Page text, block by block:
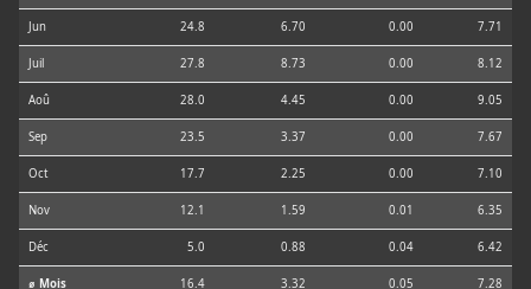
Jun 24.8 6.70 0.00 7.71
Juil 27.8 8.73 0.00 8.12
Aoû 28.0 4.45 0.00 9.05
Sep 23.5 3.37 0.00 7.67
Oct 17.7 2.25 0.00 7.10
Nov 12.1 1.59 0.01 6.35
Déc 5.0 0.88 0.04 6.42
⌀ Mois 16.4 3.32 0.05 7.28